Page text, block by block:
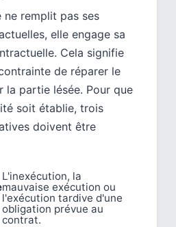
remplit pas ses
elle engage sa
Cela signifie
de réparer le
la partie lésée. Pour que
soit établie, trois
doivent être
L'inexécution, la
mauvaise exécution ou
l'exécution tardive d'une
obligation prévue au
contrat.